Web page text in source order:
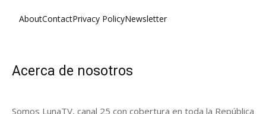
AboutContactPrivacy PolicyNewsletter
Acerca de nosotros
Somos LunaTV, canal 25 con cobertura en toda la República